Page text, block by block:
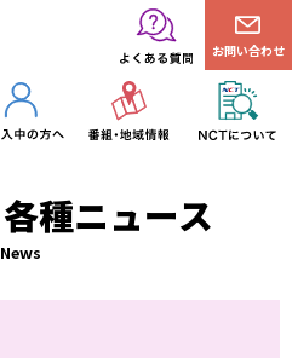
お問い合わせ
種ニュース
News